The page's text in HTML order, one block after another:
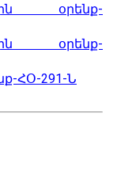
օրենք-
օրենք-
ՀՕ-291-Ն